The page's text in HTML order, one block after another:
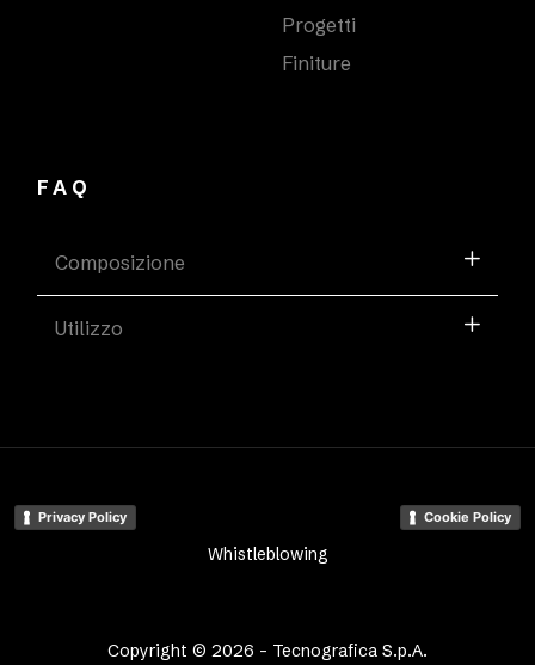
Progetti
Finiture
FAQ
Composizione
Utilizzo
Copyright © 2026 - Tecnografica S.p.A.
Privacy Policy Cookie Policy
Whistleblowing